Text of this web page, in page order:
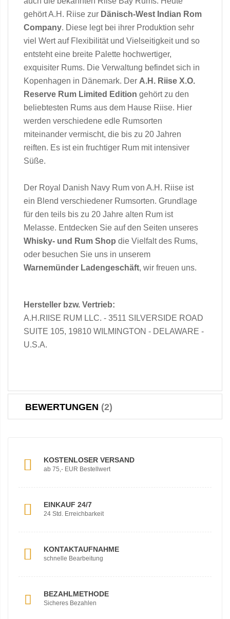
gehört A.H. Riise zur Dänisch-West Indian Rom
Company. Diese legt bei ihrer Produktion sehr
viel Wert auf Flexibilität und Vielseitigkeit und so
entsteht eine breite Palette hochwertiger,
exquisiter Rums. Die Verwaltung befindet sich in
Kopenhagen in Dänemark. Der A.H. Riise X.O.
Reserve Rum Limited Edition gehört zu den
beliebtesten Rums aus dem Hause Riise. Hier
werden verschiedene edle Rumsorten
miteinander vermischt, die bis zu 20 Jahren
reiften. Es ist ein fruchtiger Rum mit intensiver
Süße.
Der Royal Danish Navy Rum von A.H. Riise ist
ein Blend verschiedener Rumsorten. Grundlage
für den teils bis zu 20 Jahre alten Rum ist
Melasse. Entdecken Sie auf den Seiten unseres
Whisky- und Rum Shop die Vielfalt des Rums,
oder besuchen Sie uns in unserem
Warnemünder Ladengeschäft, wir freuen uns.
Hersteller bzw. Vertrieb:
A.H.RIISE RUM LLC. - 3511 SILVERSIDE ROAD
SUITE 105, 19810 WILMINGTON - DELAWARE -
U.S.A.
BEWERTUNGEN 2
KOSTENLOSER VERSAND
ab 75,- EUR Bestellwert
EINKAUF 24/7
24 Std. Erreichbarkeit
KONTAKTAUFNAHME
schnelle Bearbeitung
BEZAHLMETHODE
Sicheres Bezahlen